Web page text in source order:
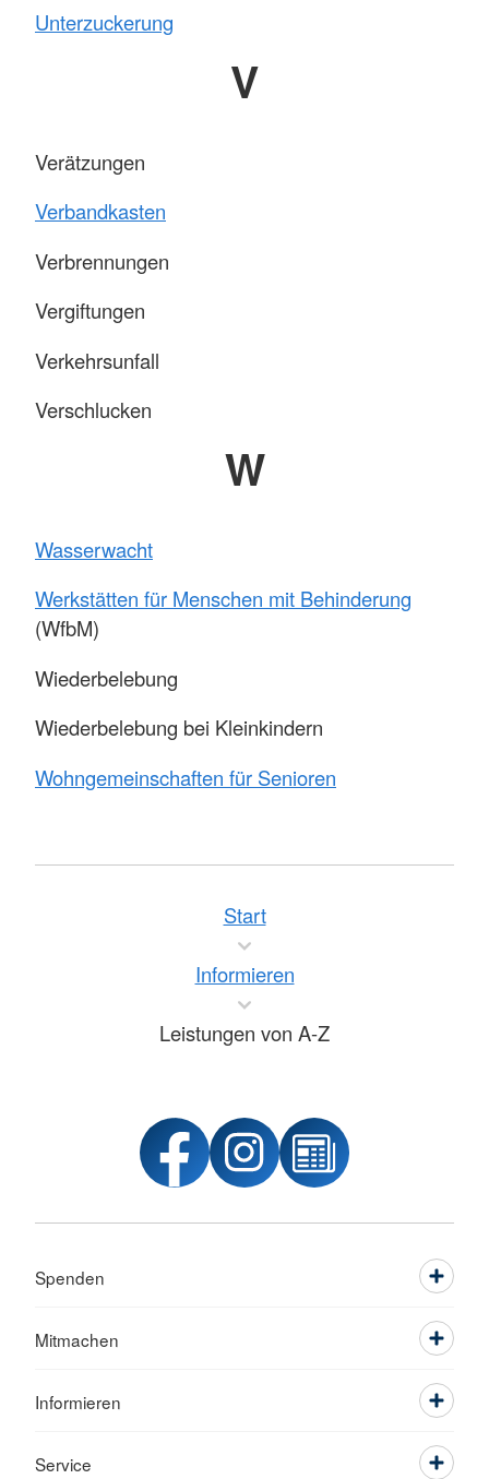
Unterzuckerung
V
Verätzungen
Verbandkasten
Verbrennungen
Vergiftungen
Verkehrsunfall
Verschlucken
W
Wasserwacht
Werkstätten für Menschen mit Behinderung
(WfbM)
Wiederbelebung
Wiederbelebung bei Kleinkindern
Wohngemeinschaften für Senioren
Start
Informieren
Leistungen von A-Z
Spenden
Mitmachen
Informieren
Service